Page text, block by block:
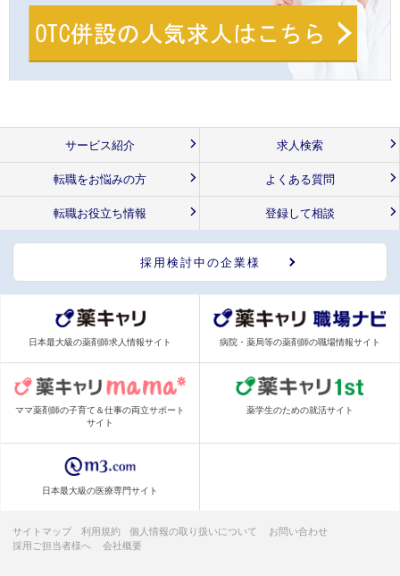
サービス紹介 求人検索
転職をお悩みの方 よくある質問
転職お役立ち情報 登録して相談
採用検討中の企業様
日本最大級の薬剤師求人情報サイト 病院・薬局等の薬剤師の職場情報サイト
ママ薬剤師の子育て＆仕事の両立サポート
サイト
薬学生のための就活サイト
日本最大級の医療専門サイト
サイトマップ 利用規約 個人情報の取り扱いについて
お問い合わせ
採用ご担当者様へ
会社概要